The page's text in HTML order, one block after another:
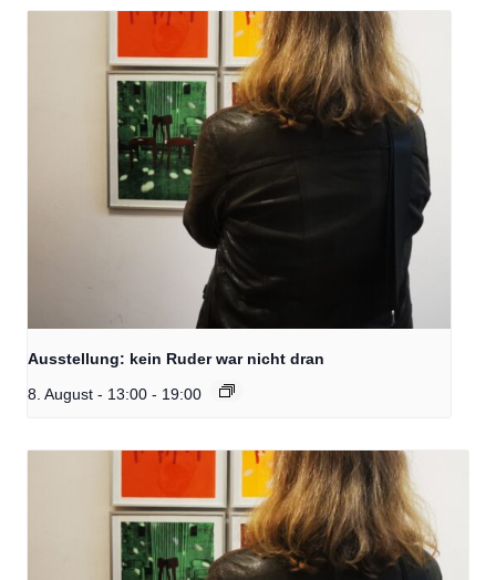
Ausstellung: kein Ruder war nicht dran
8. August - 13:00 - 19:00